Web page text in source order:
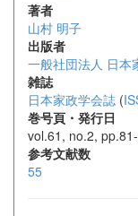
著者
山村 明子
出版者
一般社団法人 日本
雑誌
日本家政学会誌 (
巻号頁・発行日
vol.61, no.2,
参考文献数
55